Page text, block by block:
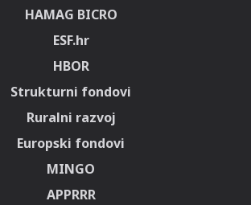
HAMAG BICRO
ESF.hr
HBOR
Strukturni fondovi
Ruralni razvoj
Europski fondovi
MINGO
APPRRR